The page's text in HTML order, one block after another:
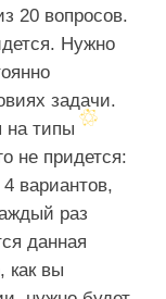
20 вопросов.
Нужно
задачи.
на типы
не придется:
вариантов,
раз
данная
как вы